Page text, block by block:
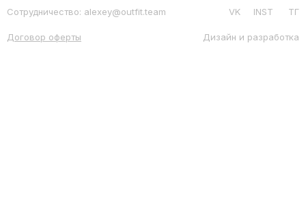
VK INST ТГ
Сотрудничество: alexey@outfit.team
Договор оферты Дизайн и разработка